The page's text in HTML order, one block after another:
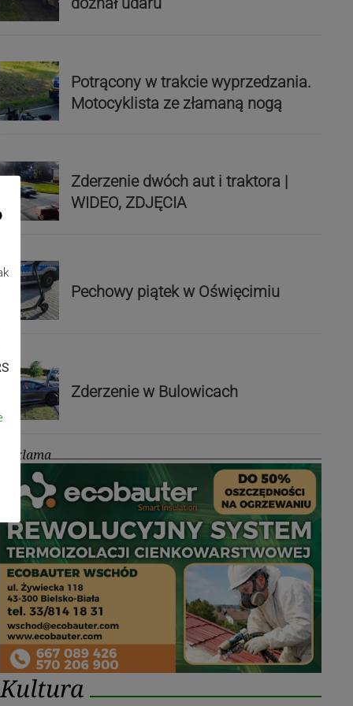
Potrącony w trakcie wyprzedzania.
Motocyklista ze złamaną nogą
Zderzenie dwóch aut i traktora |
WIDEO, ZDJĘCIA
Pechowy piątek w Oświęcimiu
Zderzenie w Bulowicach
Reklama
Kultura